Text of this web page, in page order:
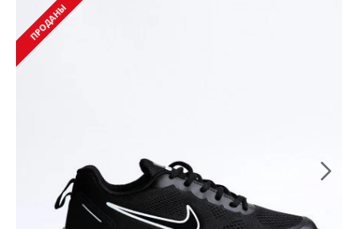
ПРОДАНЫ